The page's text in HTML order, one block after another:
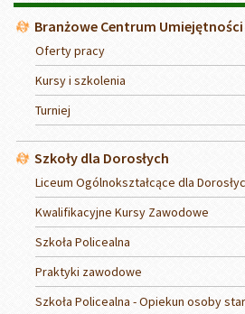
MenuBranżowe Centrum Umiejętności
Oferty pracy
Kursy i szkolenia
Turniej
Szkoły dla Dorosłych
Liceum Ogólnokształcące dla
Kwalifikacyjne Kursy Zawodowe
Szkoła Policealna
Praktyki zawodowe
Szkoła Policealna - Opiekun osoby